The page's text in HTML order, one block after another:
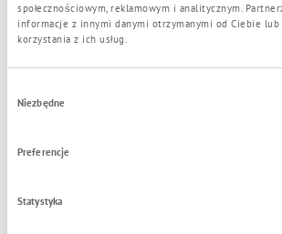
społecznościowym, reklamowym i analitycznym.
informacje z innymi danymi otrzymanymi od Ciebie lub
korzystania z ich usług.
zgody
Niezbędne
Preferencje
Statystyka
© 2021 FMT Swiss AG